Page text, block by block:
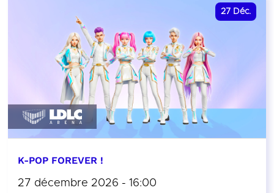
27 Déc.
K-POP FOREVER !
27 décembre 2026 - 16:00